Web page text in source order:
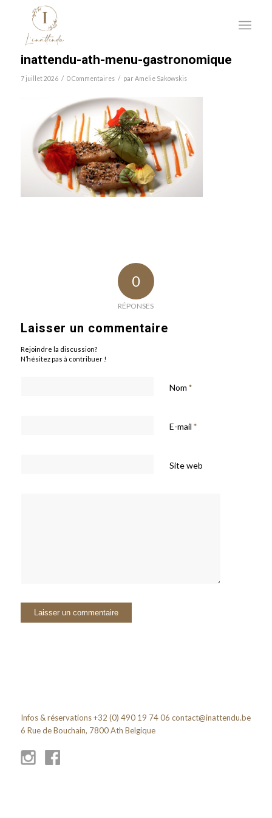
inattendu-ath-menu-gastronomique
7 juillet 2026 / 0 Commentaires / par Amelie Sakowskis
0
RÉPONSES
Laisser un commentaire
Rejoindre la discussion?
N’hésitez pas à contribuer !
Nom *
E-mail *
Site web
Infos & réservations +32 (0) 490 19 74 06 contact@inattendu.be
6 Rue de Bouchain, 7800 Ath Belgique